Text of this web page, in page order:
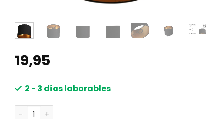
19,95
2 - 3 días laborables
Pantalla de lámpara de lino negro moderna Steinhauer